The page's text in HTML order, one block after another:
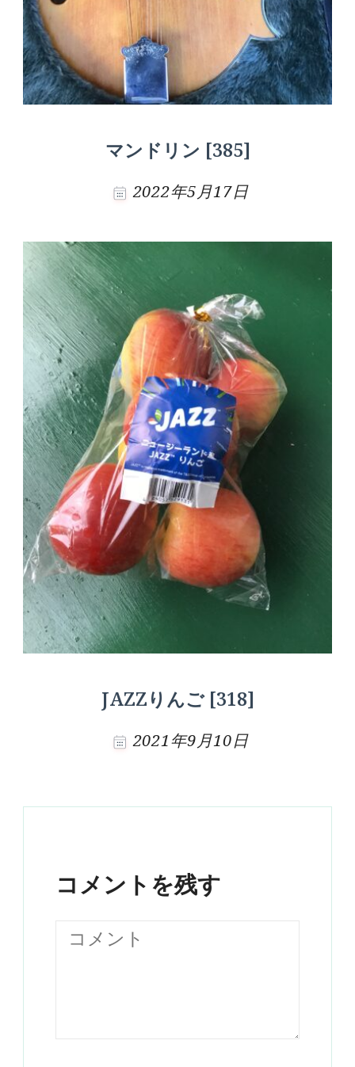
マンドリン [385]
2022年5月17日
JAZZりんご [318]
2021年9月10日
コメントを残す